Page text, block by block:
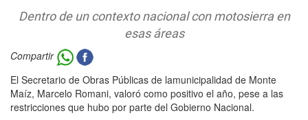
Dentro de un contexto nacional con motosierra en
esas áreas
Compartir
El Secretario de Obras Públicas de lamunicipalidad de Monte
Maíz, Marcelo Romani, valoró como positivo el año, pese a las
restricciones que hubo por parte del Gobierno Nacional.